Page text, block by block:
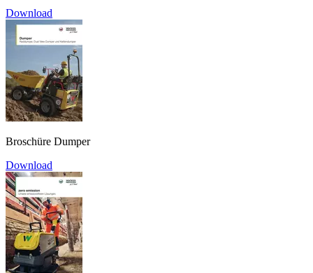
Download
Broschüre Dumper
Download